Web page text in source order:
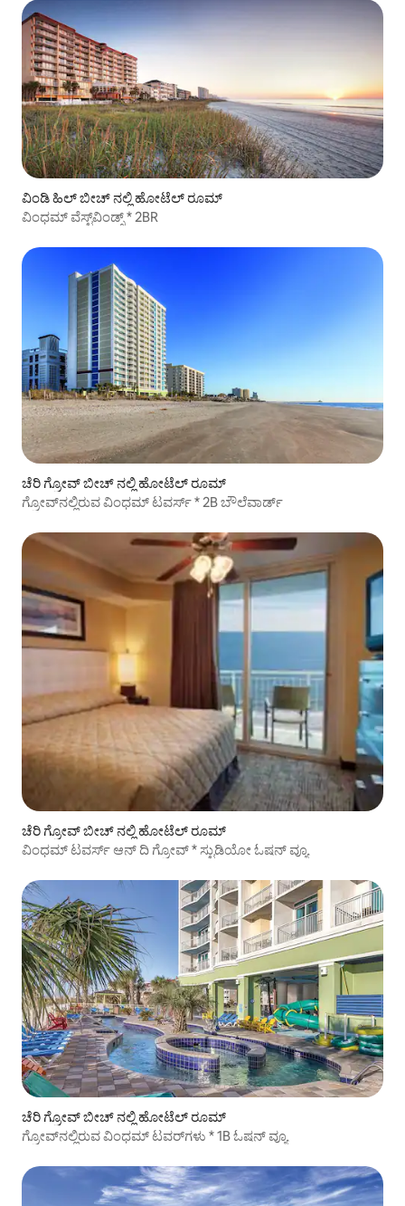
ವಿಂಡಿ ಹಿಲ್ ಬೀಚ್ ನಲ್ಲಿ ಹೋಟೆಲ್ ರೂಮ್
ವಿಂಧಮ್ ವೆಸ್ಟ್‌ವಿಂಡ್ಸ್ * 2BR
ಚೆರಿ ಗ್ರೋವ್ ಬೀಚ್ ನಲ್ಲಿ ಹೋಟೆಲ್ ರೂಮ್
ಗ್ರೋವ್‌ನಲ್ಲಿರುವ ವಿಂಧಮ್ ಟವರ್ಸ್ * 2B ಬೌಲೆವಾರ್ಡ್
ಚೆರಿ ಗ್ರೋವ್ ಬೀಚ್ ನಲ್ಲಿ ಹೋಟೆಲ್ ರೂಮ್
ವಿಂಧಮ್ ಟವರ್ಸ್ ಆನ್ ದಿ ಗ್ರೋವ್ * ಸ್ಟುಡಿಯೋ ಓಷನ್ ವ್ಯೂ
ಚೆರಿ ಗ್ರೋವ್ ಬೀಚ್ ನಲ್ಲಿ ಹೋಟೆಲ್ ರೂಮ್
ಗ್ರೋವ್‌ನಲ್ಲಿರುವ ವಿಂಧಮ್ ಟವರ್‌ಗಳು * 1B ಓಷನ್ ವ್ಯೂ